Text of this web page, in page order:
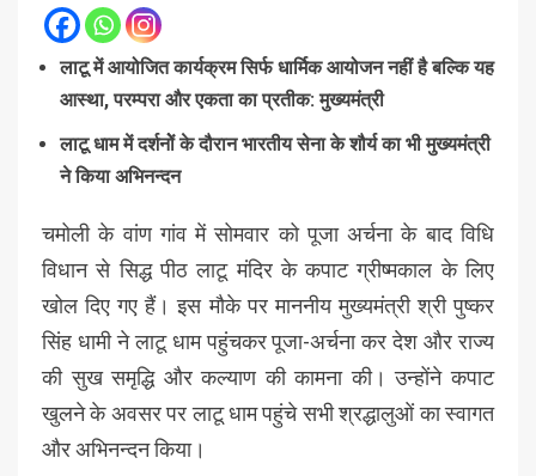
लाटू में आयोजित कार्यक्रम सिर्फ धार्मिक आयोजन नहीं है बल्कि यह
आस्था, परम्परा और एकता का प्रतीक: मुख्यमंत्री
लाटू धाम में दर्शनोें के दौरान भारतीय सेना के शौर्य का भी मुख्यमंत्री
ने किया अभिनन्दन
चमोली के वांण गांव में सोमवार को पूजा अर्चना के बाद विधि
विधान से सिद्ध पीठ लाटू मंदिर के कपाट ग्रीष्मकाल के लिए
खोल दिए गए हैं। इस मौके पर माननीय मुख्यमंत्री श्री पुष्कर
सिंह धामी ने लाटू धाम पहुंचकर पूजा-अर्चना कर देश और राज्य
की सुख समृद्धि और कल्याण की कामना की। उन्होंने कपाट
खुलने के अवसर पर लाटू धाम पहुंचे सभी श्रद्धालुओं का स्वागत
और अभिनन्दन किया।